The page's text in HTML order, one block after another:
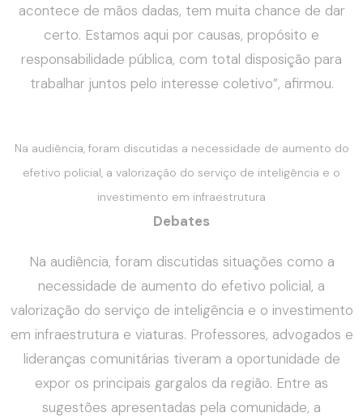
acontece de mãos dadas, tem muita chance de dar
certo. Estamos aqui por causas, propósito e
responsabilidade pública, com total disposição para
trabalhar juntos pelo interesse coletivo”, afirmou.
Na audiência, foram discutidas a necessidade de aumento do
efetivo policial, a valorização do serviço de inteligência e o
investimento em infraestrutura
Debates
Na audiência, foram discutidas situações como a
necessidade de aumento do efetivo policial, a
valorização do serviço de inteligência e o investimento
em infraestrutura e viaturas. Professores, advogados e
lideranças comunitárias tiveram a oportunidade de
expor os principais gargalos da região. Entre as
sugestões apresentadas pela comunidade, a